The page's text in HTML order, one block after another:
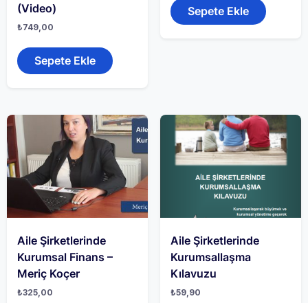
(Video)
₺749,00
Sepete Ekle
Sepete Ekle
Aile Şirketlerinde
Kurumsal Finans –
Meriç Koçer
₺325,00
Aile Şirketlerinde
Kurumsallaşma
Kılavuzu
₺59,90